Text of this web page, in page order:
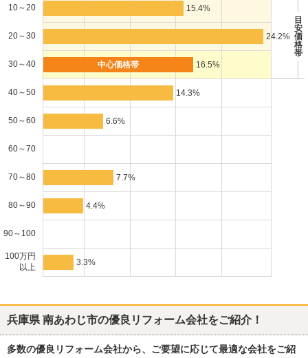
10～20
15.4%
目
安
価
格
帯
20～30 24.2%
30～40 16.5%
40～50 14.3%
50～60 6.6%
60～70
70～80 7.7%
80～90 4.4%
90～100
100万円
以上
3.3%
兵庫県 南あわじ市の優良リフォーム会社をご紹介！
多数の優良リフォーム会社から、ご要望に応じて最適な会社をご紹